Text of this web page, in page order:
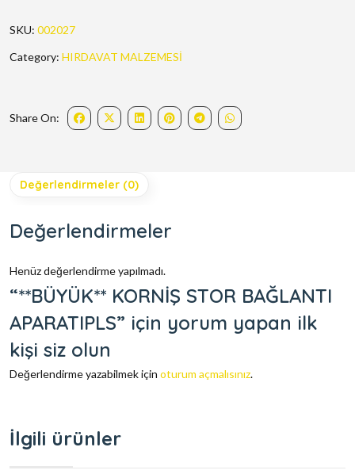
SKU: 002027
Category: HIRDAVAT MALZEMESİ
Share On:
Değerlendirmeler (0)
Değerlendirmeler
Henüz değerlendirme yapılmadı.
“**BÜYÜK** KORNİŞ STOR BAĞLANTI
APARATIPLS” için yorum yapan ilk
kişi siz olun
Değerlendirme yazabilmek için oturum açmalısınız.
İlgili ürünler